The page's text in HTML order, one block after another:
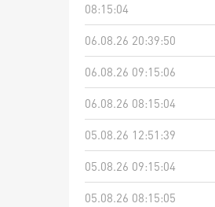
08:15:04
06.08.26 20:39:50
06.08.26 09:15:06
06.08.26 08:15:04
05.08.26 12:51:39
05.08.26 09:15:04
05.08.26 08:15:05